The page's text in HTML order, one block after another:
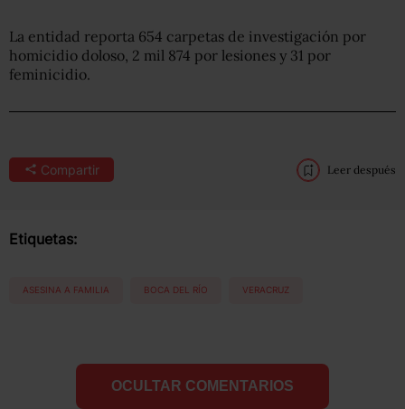
La entidad reporta 654 carpetas de investigación por
homicidio doloso, 2 mil 874 por lesiones y 31 por
feminicidio.
Compartir Leer después
Etiquetas:
ASESINA A FAMILIA BOCA DEL RÍO VERACRUZ
OCULTAR COMENTARIOS